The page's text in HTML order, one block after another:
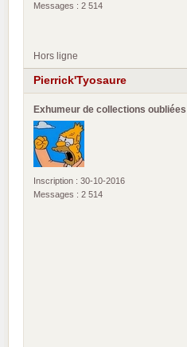
Messages : 2 514
Hors ligne
Pierrick'Tyosaure
Exhumeur de collections oubliées
Inscription : 30-10-2016
Messages : 2 514